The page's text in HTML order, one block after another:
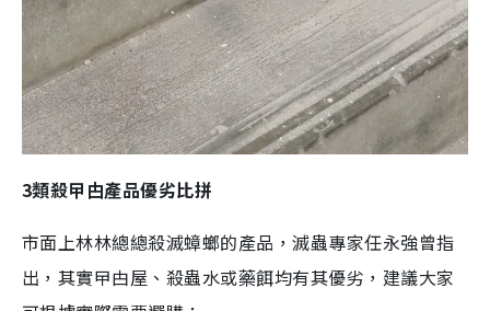
3類殺曱甴產品優劣比拼
市面上林林總總殺滅蟑螂的產品，滅蟲專家任永強曾指
出，其實曱甴屋、殺蟲水或藥餌均有其優劣，建議大家